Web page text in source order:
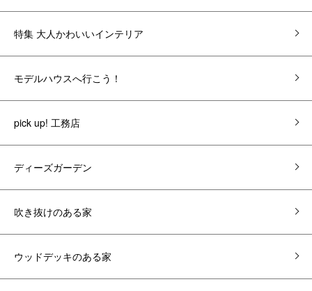
特集 大人かわいいインテリア
モデルハウスへ行こう！
pick up! 工務店
ディーズガーデン
吹き抜けのある家
ウッドデッキのある家